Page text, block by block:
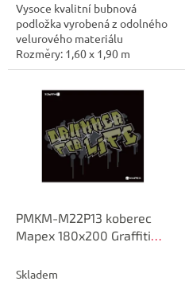
Vysoce kvalitní bubnová
podložka vyrobená z odolného
velurového materiálu
Rozměry: 1,60 x 1,90 m
Protiskluzová...
PMKM-M22P13 koberec
Mapex 180x200 Graffiti
Skladem